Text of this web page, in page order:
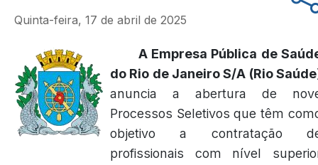
Quinta-feira, 17 de abril de 2025
A Empresa Pública de
do Rio de Janeiro S/A (Rio
anuncia a abertura de
Processos Seletivos que têm
objetivo a contratação
profissionais com nível